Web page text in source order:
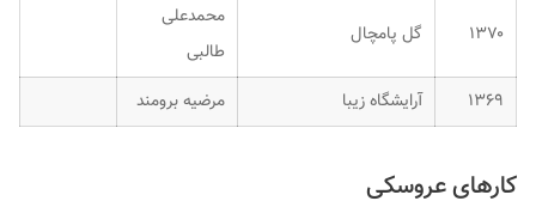
۱۳۷۰ گل پامچال
محمدعلی
طالبی
۱۳۶۹
آرایشگاه زیبا مرضیه برومند
کارهای عروسکی